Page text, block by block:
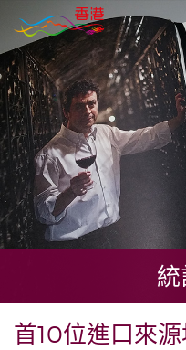
至
主
要
內
容
首10位進口來